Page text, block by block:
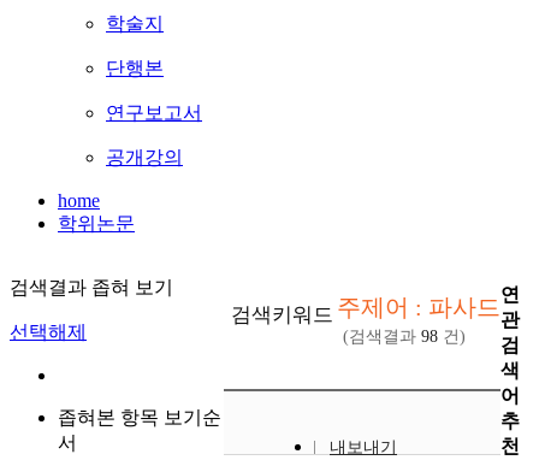
학술지
단행본
연구보고서
공개강의
home
학위논문
검색결과 좁혀 보기
선택해제
좁혀본 항목 보기순
서
검색키워드 주제어 : 파사드
(검색결과 98 건)
내보내기
연
관
검
색
어
추
천